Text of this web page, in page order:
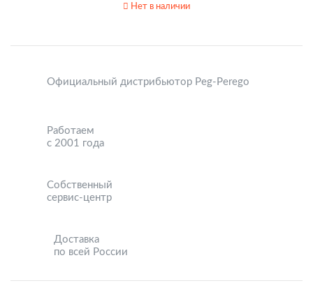
Нет в наличии
Официальный дистрибьютор Peg-Perego
Работаем
с 2001 года
Собственный
сервис-центр
Доставка
по всей России